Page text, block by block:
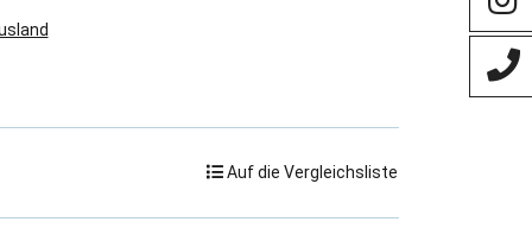
Auf die Vergleichsliste